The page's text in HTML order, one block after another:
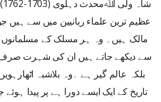
عظیم ترین علماء ربانیین میں سے
مالک ہیں۔ وہ ہر مسلک کے
سے دیکھے جاتے ہیں ان کی شہرت صرف
بلکہ عالم گیر ہے ۔وہ بلاشبہ
تاریخ کے ایک ایسے دورا ہے پر پیدا